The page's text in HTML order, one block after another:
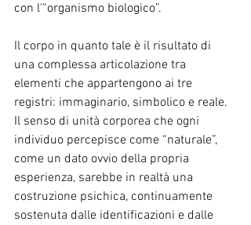
con l'“organismo biologico”.
Il corpo in quanto tale è il risultato di
una complessa articolazione tra
elementi che appartengono ai tre
registri: immaginario, simbolico e reale.
Il senso di unità corporea che ogni
individuo percepisce come “naturale”,
come un dato ovvio della propria
esperienza, sarebbe in realtà una
costruzione psichica, continuamente
sostenuta dalle identificazioni e dalle